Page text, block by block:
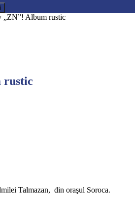
„ZN”! Album rustic
rustic
Talmazan, din oraşul Soroca.